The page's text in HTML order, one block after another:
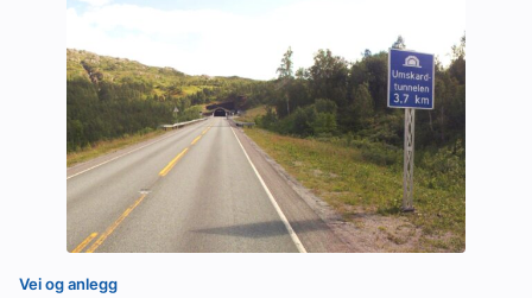
Vei og anlegg